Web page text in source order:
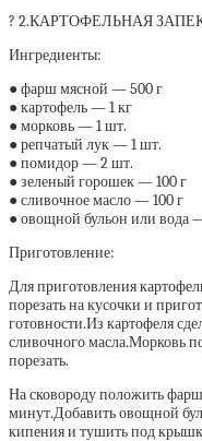
? 2.КАРТОФЕЛЬНАЯ
Ингредиенты:
● фарш мясной — 500 г
● картофель — 1 кг
● морковь — 1 шт.
● репчатый лук — 1 шт.
● помидор — 2 шт.
● зеленый горошек — 100 г
● сливочное масло — 100 г
● овощной бульон или вода
Приготовление:
Для приготовления
порезать на кусочки и
готовности.Из картофеля
сливочного масла.Морковь
порезать.
На сковороду положить
минут.Добавить овощной
кипения и тушить под